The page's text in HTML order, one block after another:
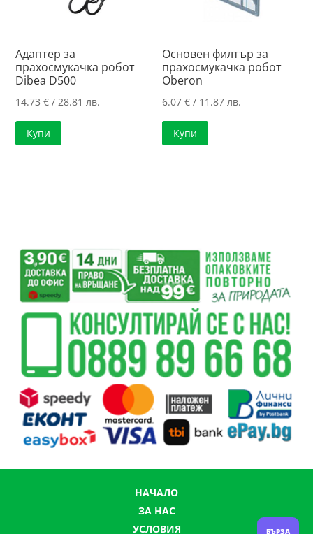
Адаптер за
прахосмукачка робот
Dibea D500
14.73€ / 28.81 лв.
Купи
Основен филтър за
прахосмукачка робот
Oberon
6.07€ / 11.87 лв.
Купи
НАЧАЛО
ЗА НАС
УСЛОВИЯ
БЪРЗА